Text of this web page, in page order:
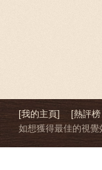
[我的主頁] [熱評榜
如想獲得最佳的視